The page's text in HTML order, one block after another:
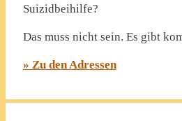
Suizidbeihilfe?
Das muss nicht sein. Es gibt
» Zu den Adressen